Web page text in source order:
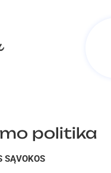
politika
SĄVOKOS